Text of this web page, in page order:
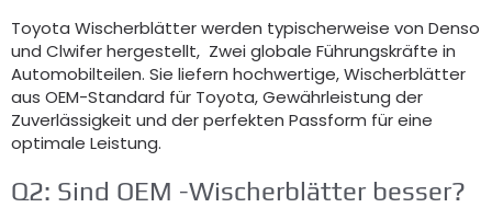
Toyota Wischerblätter werden typischerweise von Denso
und Clwifer hergestellt, Zwei globale Führungskräfte in
Automobilteilen. Sie liefern hochwertige, Wischerblätter
aus OEM-Standard für Toyota, Gewährleistung der
Zuverlässigkeit und der perfekten Passform für eine
optimale Leistung.
Q2: Sind OEM -Wischerblätter besser?